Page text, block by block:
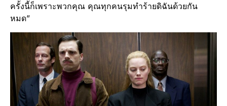
ครั้งนี้ก็เพราะพวกคุณ คุณทุกคนรุมทำร้ายดิฉันด้วยกัน
หมด”